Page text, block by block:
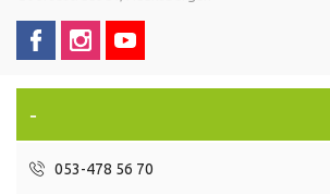
-
053-478 56 70